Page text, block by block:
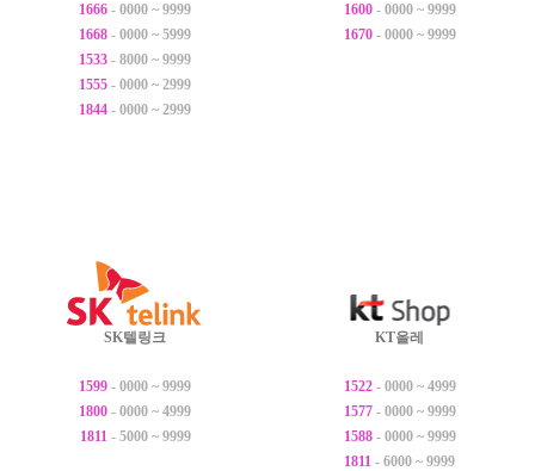
1666 - 0000 ~ 9999
1668 - 0000 ~ 5999
1533 - 8000 ~ 9999
1555 - 0000 ~ 2999
1844 - 0000 ~ 2999
1600- 0000 ~ 9999
1670- 0000 ~ 9999
SK텔링크
1599 - 0000 ~ 9999
1800 - 0000 ~ 4999
1811- 5000 ~ 9999
KT올레
1522- 0000 ~ 4999
1577- 0000 ~ 9999
1588- 0000 ~ 9999
1811 - 6000 ~ 9999